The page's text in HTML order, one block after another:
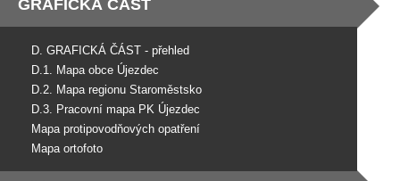
GRAFICKÁ ČÁST
D. GRAFICKÁ ČÁST - přehled
D.1. Mapa obce Újezdec
D.2. Mapa regionu Staroměstsko
D.3. Pracovní mapa PK Újezdec
Mapa protipovodňových opatření
Mapa ortofoto